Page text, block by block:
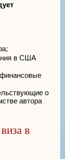
в США
о
автора
в